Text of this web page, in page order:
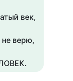
век,
не верю,